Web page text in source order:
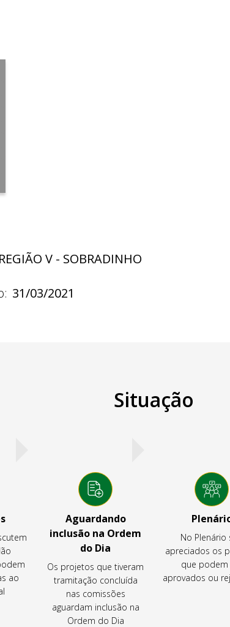
REGIÃO V - SOBRADINHO
31/03/2021
Situação
ao
Aguardando
inclusão na Ordem
do Dia
Os projetos que tiveram
tramitação concluída
nas comissões
aguardam inclusão na
Ordem do Dia
No Plenário
apreciados os
que podem
aprovados ou